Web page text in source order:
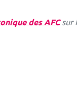
des AFCsur